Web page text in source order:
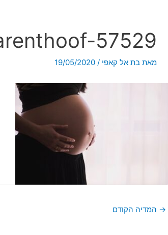
57529
מאת בת אל קאפי /
19/05/2020
→ המדיה הקודם